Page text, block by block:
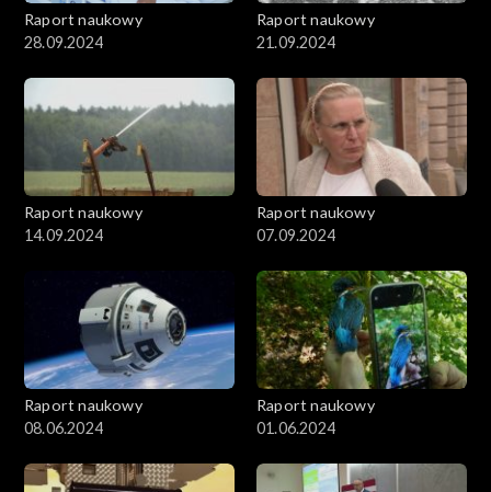
Raport naukowy
28.09.2024
Raport naukowy
21.09.2024
Raport naukowy
14.09.2024
Raport naukowy
07.09.2024
Raport naukowy
08.06.2024
Raport naukowy
01.06.2024